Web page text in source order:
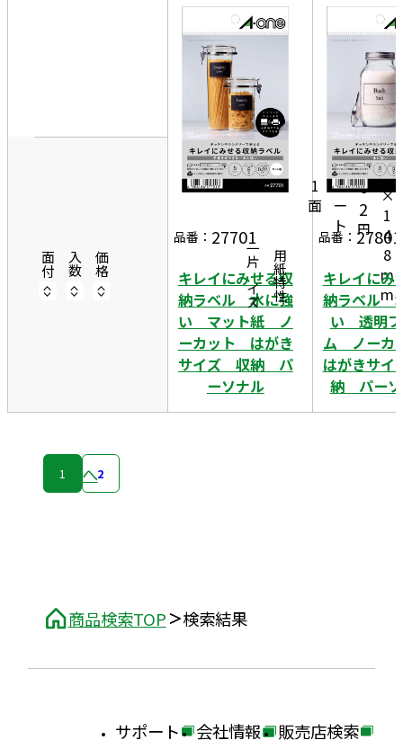
商品検索TOP 検索結果
面付 入数 価格 一片サイズ用紙特性
品番： 27701
キレイにみせる収
納ラベル 水に強
い マット紙 ノ
ーカット はがき
サイズ 収納 パ
ーソナル
1
面
5
シ
ー
ト
4
6
2
円
1
0
0
m
m
×
1
4
8
m
m
品番： 27801
キレイにみ
納ラベル
い 透明
ム ノー
はがきサ
納 パーソ
1 2
次へ
サポート 会社情報 販売店検索